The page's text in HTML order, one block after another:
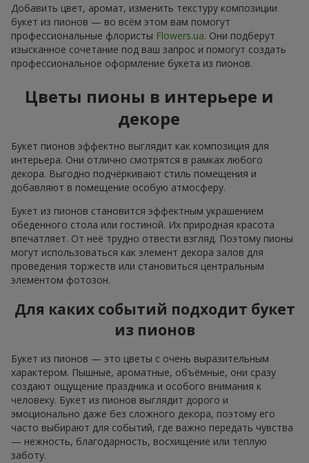
Добавить цвет, аромат, изменить текстуру композиции
букет из пионов — во всём этом вам помогут
профессиональные флористы Flowers.ua. Они подберут
изысканное сочетание под ваш запрос и помогут создать
профессиональное оформление букета из пионов.
Цветы пионы в интерьере и
декоре
Букет пионов эффектно выглядит как композиция для
интерьера. Они отлично смотрятся в рамках любого
декора. Выгодно подчёркивают стиль помещения и
добавляют в помещение особую атмосферу.
Букет из пионов становится эффектным украшением
обеденного стола или гостиной. Их природная красота
впечатляет. От неё трудно отвести взгляд. Поэтому пионы
могут использоваться как элемент декора залов для
проведения торжеств или становиться центральным
элементом фотозон.
Для каких событий подходит букет
из пионов
Букет из пионов — это цветы с очень выразительным
характером. Пышные, ароматные, объёмные, они сразу
создают ощущение праздника и особого внимания к
человеку. Букет из пионов выглядит дорого и
эмоционально даже без сложного декора, поэтому его
часто выбирают для событий, где важно передать чувства
— нежность, благодарность, восхищение или тёплую
заботу.